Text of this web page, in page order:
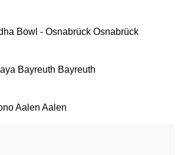
Bowl - Osnabrück Osnabrück
Bayreuth Bayreuth
Aalen Aalen